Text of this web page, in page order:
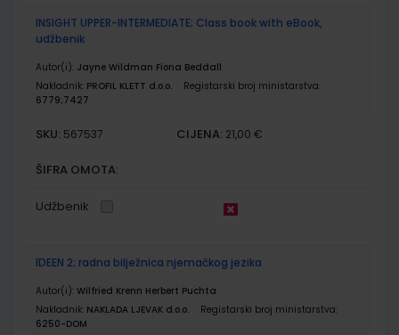
INSIGHT UPPER-INTERMEDIATE; Class book with eBook,
udžbenik
Autor(i): Jayne Wildman Fiona Beddall
Nakladnik: PROFIL KLETT d.o.o.
Registarski broj ministarstva:
6779;7427
SKU: 567537 CIJENA: 21,00 €
ŠIFRA OMOTA:
Udžbenik
IDEEN 2; radna bilježnica njemačkog jezika
Autor(i): Wilfried Krenn Herbert Puchta
Nakladnik: NAKLADA LJEVAK d.o.o.
Registarski broj ministarstva:
6250-DOM